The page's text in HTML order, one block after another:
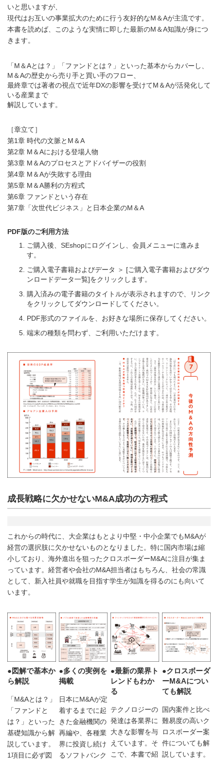
いと思いますが、
現代はお互いの事業拡大のために行う友好的なM＆Aが主流です。
本書を読めば、このような実情に即した最新のM＆A知識が身につ
きます。
「M＆Aとは？」「ファンドとは？」といった基本からカバーし、
M＆Aの歴史から売り手と買い手のフロー、
最終章では著者の視点で近年DXの影響を受けてM＆Aが活発化して
いる産業まで
解説しています。
［章立て］
第1章 時代の文脈とM＆A
第2章 M＆Aにおける登場人物
第3章 M＆Aのプロセスとアドバイザーの役割
第4章 M＆Aが失敗する理由
第5章 M＆A勝利の方程式
第6章 ファンドという存在
第7章「次世代ビジネス」と日本企業のM＆A
PDF版のご利用方法
ご購入後、SEshopにログインし、会員メニューに進みま
す。
ご購入電子書籍およびデータ ＞ [ご購入電子書籍およびダウ
ンロードデータ一覧]をクリックします。
購入済みの電子書籍のタイトルが表示されますので、リンク
をクリックしてダウンロードしてください。
PDF形式のファイルを、お好きな場所に保存してください。
端末の種類を問わず、ご利用いただけます。
成長戦略に欠かせないM&A成功の方程式
これからの時代に、大企業はもとより中堅・中小企業でもM&Aが
経営の選択肢に欠かせないものとなりました。特に国内市場は縮
小しており、海外進出を狙ったクロスボーダーM&Aに注目が集ま
っています。経営者や会社のM&A担当者はもちろん、社会の常識
として、新入社員や就職を目指す学生が知識を得るのにも向いて
います。
●図解で基本か
ら解説
「M&Aとは？」
「ファンドと
は？」といった
基礎知識から解
説しています。
1項目に必ず図
●多くの実例を
掲載
日本にM&Aが定
着するまでに起
きた金融機関の
再編や、各種業
界に投資し続け
るソフトバンク
●最新の業界ト
レンドもわか
る
テクノロジーの
発達は各業界に
大きな影響を与
えています。そ
こで、本書で紹
●クロスボーダ
ーM&Aについ
ても解説
国内案件と比べ
難易度の高いク
ロスボーダー案
件についても解
説しています。